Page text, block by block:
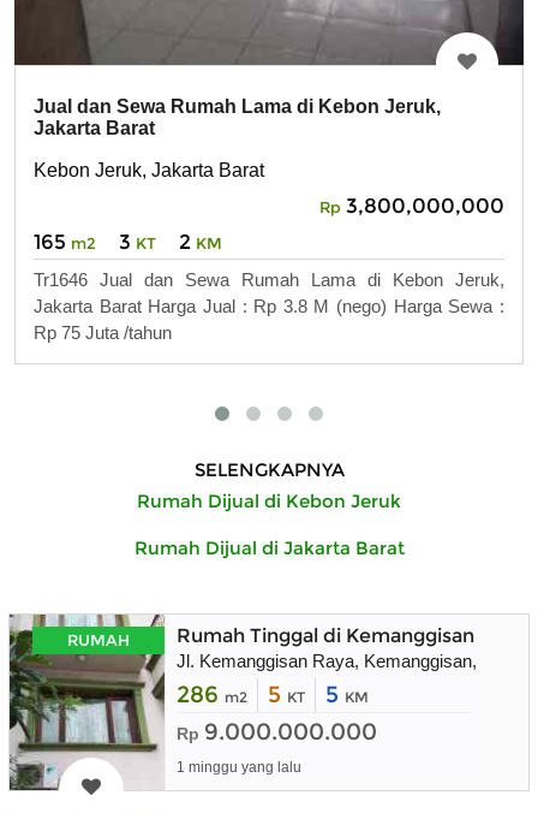
Jual dan Sewa Rumah Lama di Kebon Jeruk,
Jakarta Barat
Kebon Jeruk, Jakarta Barat
Rp 3,800,000,000
165 m2 3 KT 2 KM
Tr1646 Jual dan Sewa Rumah Lama di Kebon Jeruk,
Jakarta Barat Harga Jual : Rp 3.8 M (nego) Harga Sewa :
Rp 75 Juta /tahun
SELENGKAPNYA
Rumah Dijual di Kebon Jeruk
Rumah Dijual di Jakarta Barat
RUMAH Rumah Tinggal di Kemanggisan
Jl. Kemanggisan Raya, Kemanggisan, Kec.
286 m2 5 KT 5 KM
Rp 9.000.000.000
1 minggu yang lalu